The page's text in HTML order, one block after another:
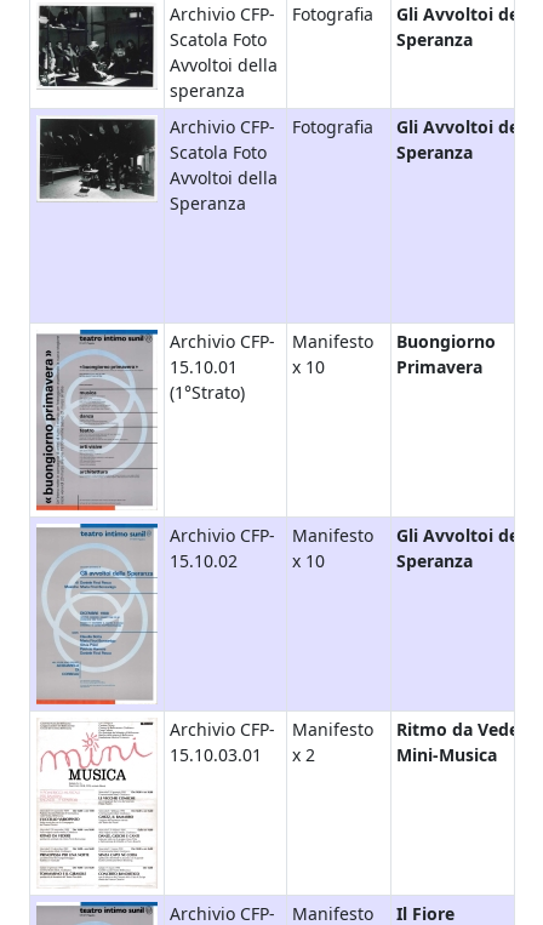
Archivio CFP-
Scatola Foto
Avvoltoi della
speranza
Fotografia
Gli Avvoltoi della
Speranza
Archivio CFP-
Scatola Foto
Avvoltoi della
Speranza
Fotografia
Gli Avvoltoi della
Speranza
Archivio CFP-
15.10.01
(1°Strato)
Manifesto
x 10
Buongiorno
Primavera
Archivio CFP-
15.10.02
Manifesto
x 10
Gli Avvoltoi della
Speranza
Archivio CFP-
15.10.03.01
Manifesto
x 2
Ritmo da Vedere,
Mini-Musica
Archivio CFP-
Manifesto
Il Fiore